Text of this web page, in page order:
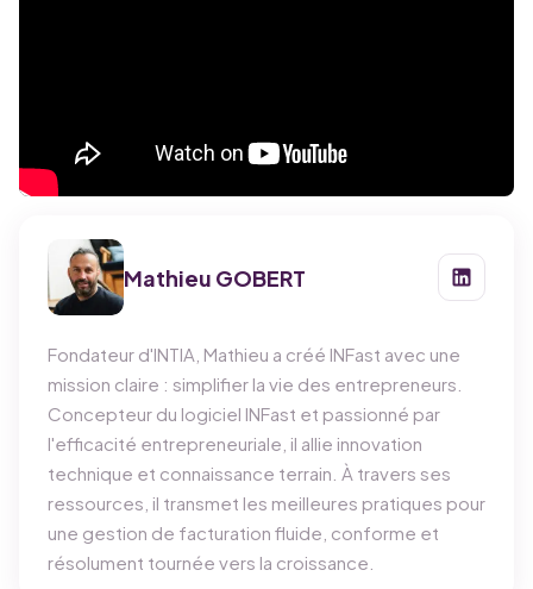
Mathieu GOBERT
Fondateur d'INTIA, Mathieu a créé INFast avec une
mission claire : simplifier la vie des entrepreneurs.
Concepteur du logiciel INFast et passionné par
l'efficacité entrepreneuriale, il allie innovation
technique et connaissance terrain. À travers ses
ressources, il transmet les meilleures pratiques pour
une gestion de facturation fluide, conforme et
résolument tournée vers la croissance.